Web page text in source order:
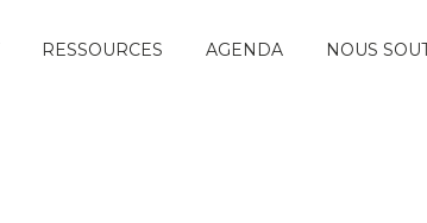
RESSOURCES AGENDA NOUS